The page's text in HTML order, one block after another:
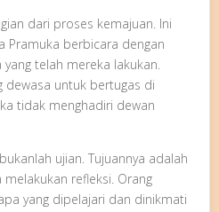
dari proses kemajuan. Ini
Pramuka berbicara dengan
telah mereka lakukan.
dewasa untuk bertugas di
tidak menghadiri dewan
ujian. Tujuannya adalah
refleksi. Orang
yang dipelajari dan dinikmati